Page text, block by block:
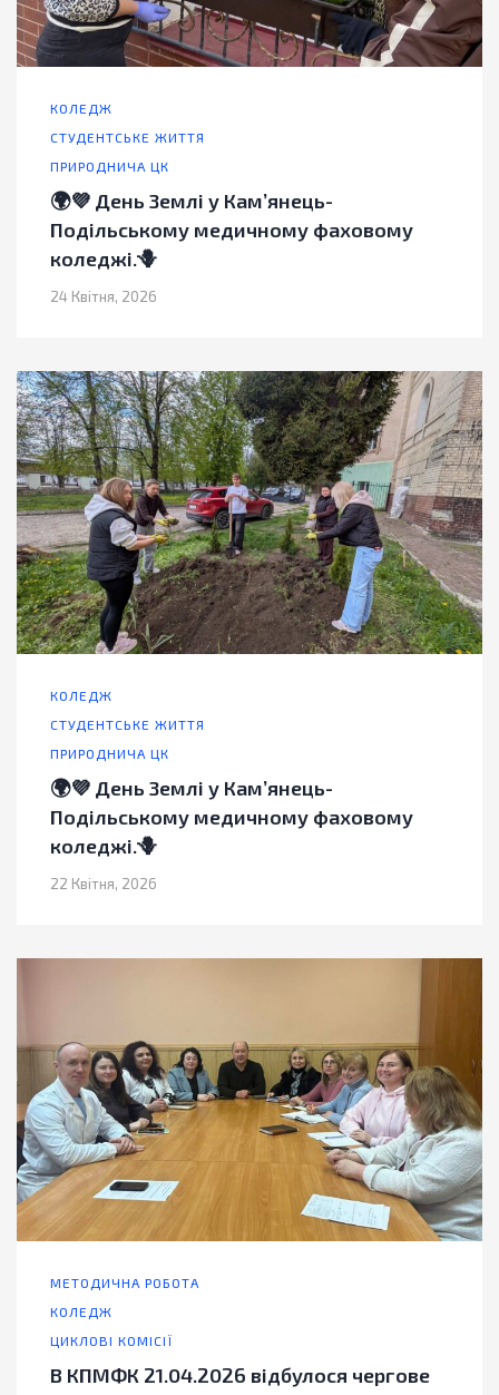
КОЛЕДЖ
СТУДЕНТСЬКЕ ЖИТТЯ
ПРИРОДНИЧА ЦК
🌍💜 День Землі у Кам’янець-
Подільському медичному фаховому
коледжі.🪻
24 Квітня, 2026
КОЛЕДЖ
СТУДЕНТСЬКЕ ЖИТТЯ
ПРИРОДНИЧА ЦК
🌍💜 День Землі у Кам’янець-
Подільському медичному фаховому
коледжі.🪻
22 Квітня, 2026
МЕТОДИЧНА РОБОТА
КОЛЕДЖ
ЦИКЛОВІ КОМІСІЇ
В КПМФК 21.04.2026 відбулося чергове